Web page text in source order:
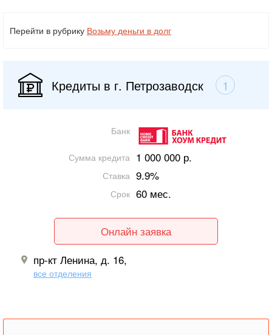
Перейти в рубрику Возьму деньги в долг
Кредиты в г. Петрозаводск 1
Банк
Сумма кредита 1 000 000 р.
Ставка 9.9%
Срок 60 мес.
Онлайн заявка
пр-кт Ленина, д. 16,
все отделения